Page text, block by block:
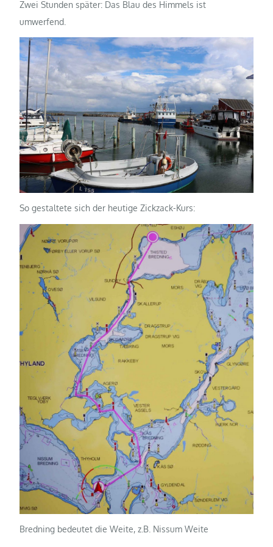
Zwei Stunden später: Das Blau des Himmels ist
umwerfend.
So gestaltete sich der heutige Zickzack-Kurs:
Bredning bedeutet die Weite, z.B. Nissum Weite